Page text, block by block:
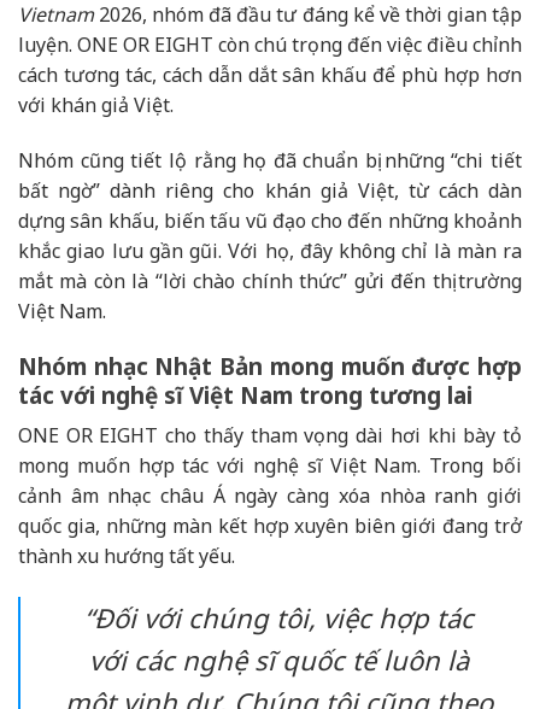
Vietnam2026, nhóm đã đầu tư đáng kể về thời gian tập
luyện. ONE OR EIGHT còn chú trọng đến việc điều chỉnh
cách tương tác, cách dẫn dắt sân khấu để phù hợp hơn
với khán giả Việt.
Nhóm cũng tiết lộ rằng họ đã chuẩn bị những “chi tiết
bất ngờ” dành riêng cho khán giả Việt, từ cách dàn
dựng sân khấu, biến tấu vũ đạo cho đến những khoảnh
khắc giao lưu gần gũi. Với họ, đây không chỉ là màn ra
mắt mà còn là “lời chào chính thức” gửi đến thị trường
Việt Nam.
Nhóm nhạc Nhật Bản mong muốn được hợp
tác với nghệ sĩ Việt Nam trong tương lai
ONE OR EIGHT cho thấy tham vọng dài hơi khi bày tỏ
mong muốn hợp tác với nghệ sĩ Việt Nam. Trong bối
cảnh âm nhạc châu Á ngày càng xóa nhòa ranh giới
quốc gia, những màn kết hợp xuyên biên giới đang trở
thành xu hướng tất yếu.
“Đối với chúng tôi, việc hợp tác
với các nghệ sĩ quốc tế luôn là